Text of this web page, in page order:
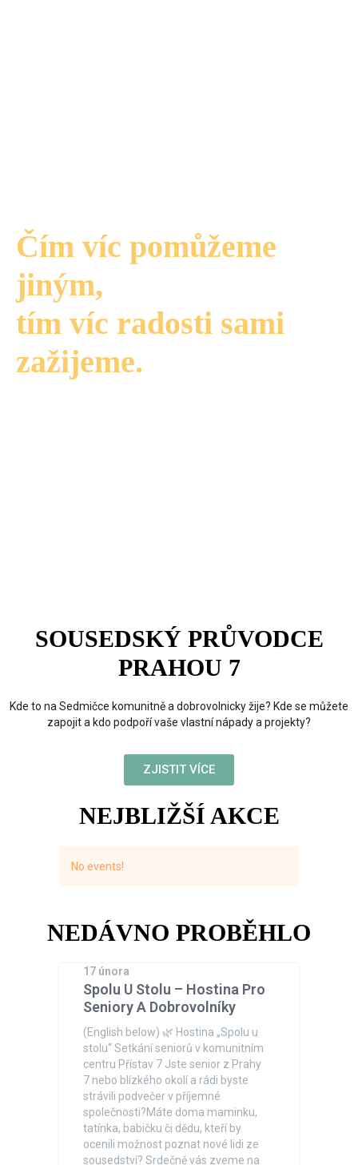
Čím víc pomůžeme
jiným,
tím víc radosti sami
zažijeme.
SOUSEDSKÝ PRŮVODCE
PRAHOU 7
Kde to na Sedmičce komunitně a dobrovolnicky žije? Kde se můžete
zapojit a kdo podpoří vaše vlastní nápady a projekty?
ZJISTIT VÍCE
NEJBLIŽŠÍ AKCE
No events!
NEDÁVNO PROBĚHLO
17 února
Spolu U Stolu – Hostina Pro
Seniory A Dobrovolníky
(English below) 🌿 Hostina „Spolu u
stolu“ Setkání seniorů v komunitním
centru Přístav 7 Jste senior z Prahy
7 nebo blízkého okolí a rádi byste
strávili podvečer v příjemné
společnosti?Máte doma maminku,
tatínka, babičku či dědu, kteří by
ocenili možnost poznat nové lidi ze
sousedství? Srdečně vás zveme na